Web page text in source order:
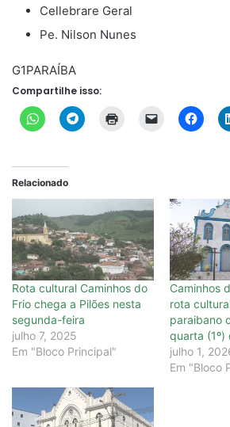
Cellebrare Geral
Pe. Nilson Nunes
G1PARAÍBA
Compartilhe isso:
Relacionado
Rota cultural Caminhos do
Frio chega a Pilões nesta
segunda-feira
julho 7, 2025
Em "Bloco Principal"
Caminhos
rota
paraibano
quarta (1º)
julho 1,
Em "Bloco